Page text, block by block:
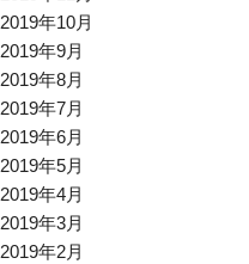
2019年10月
2019年9月
2019年8月
2019年7月
2019年6月
2019年5月
2019年4月
2019年3月
2019年2月